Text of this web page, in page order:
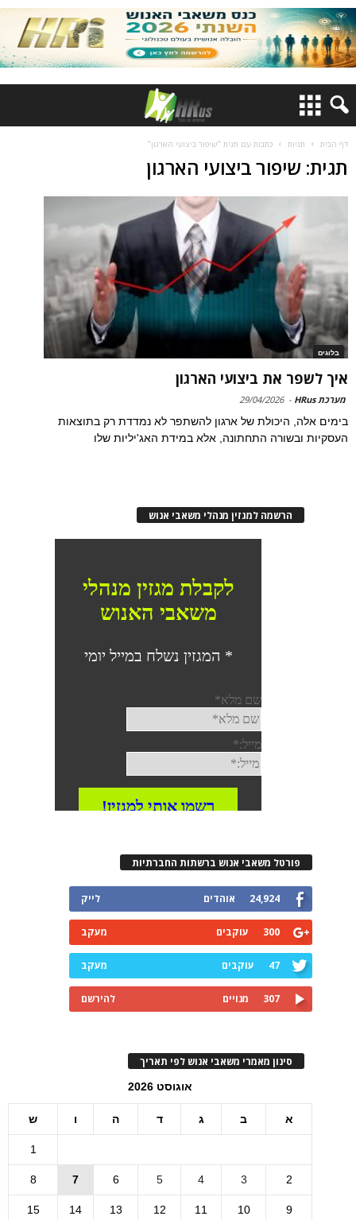
דף הבית תגיות כתבות עם תגית "שיפור ביצועי הארגון"
תגית: שיפור ביצועי הארגון
בלוגים
איך לשפר את ביצועי הארגון
מערכת HRus -
29/04/2026
בימים אלה, היכולת של ארגון להשתפר לא נמדדת רק בתוצאות
העסקיות ובשורה התחתונה, אלא במידת האג'יליות שלו
הרשמה למגזין מנהלי משאבי אנוש
פורטל משאבי אנוש ברשתות החברתיות
24,924 אוהדים לייק
300 עוקבים מעקב
47 עוקבים מעקב
307 מנויים להירשם
סינון מאמרי משאבי אנוש לפי תאריך
אוגוסט 2026
א ב ג ד ה ו ש
1
2
3
4
5
6
7
8
9
10
11
12
13
14
15